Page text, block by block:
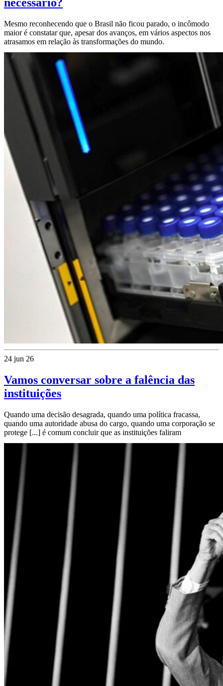
Mesmo reconhecendo que o Brasil não ficou parado, o incômodo
maior é constatar que, apesar dos avanços, em vários aspectos nos
atrasamos em relação às transformações do mundo.
24 jun 26
Vamos conversar sobre a falência das
instituições
Quando uma decisão desagrada, quando uma política fracassa,
quando uma autoridade abusa do cargo, quando uma corporação se
protege [...] é comum concluir que as instituições faliram